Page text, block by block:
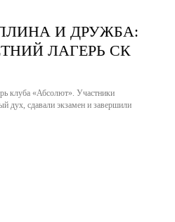
И ДРУЖБА:
ЛАГЕРЬ СК
клуба «Абсолют». Участники
дух, сдавали экзамен и завершили